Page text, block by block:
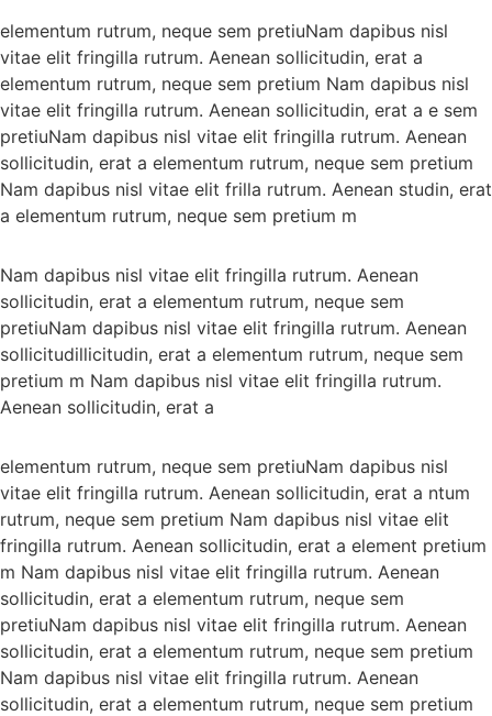
elementum rutrum, neque sem pretiuNam dapibus nisl
vitae elit fringilla rutrum. Aenean sollicitudin, erat a
elementum rutrum, neque sem pretium Nam dapibus nisl
vitae elit fringilla rutrum. Aenean sollicitudin, erat a e sem
pretiuNam dapibus nisl vitae elit fringilla rutrum. Aenean
sollicitudin, erat a elementum rutrum, neque sem pretium
Nam dapibus nisl vitae elit frilla rutrum. Aenean studin, erat
a elementum rutrum, neque sem pretium m
Nam dapibus nisl vitae elit fringilla rutrum. Aenean
sollicitudin, erat a elementum rutrum, neque sem
pretiuNam dapibus nisl vitae elit fringilla rutrum. Aenean
sollicitudillicitudin, erat a elementum rutrum, neque sem
pretium m Nam dapibus nisl vitae elit fringilla rutrum.
Aenean sollicitudin, erat a
elementum rutrum, neque sem pretiuNam dapibus nisl
vitae elit fringilla rutrum. Aenean sollicitudin, erat a ntum
rutrum, neque sem pretium Nam dapibus nisl vitae elit
fringilla rutrum. Aenean sollicitudin, erat a element pretium
m Nam dapibus nisl vitae elit fringilla rutrum. Aenean
sollicitudin, erat a elementum rutrum, neque sem
pretiuNam dapibus nisl vitae elit fringilla rutrum. Aenean
sollicitudin, erat a elementum rutrum, neque sem pretium
Nam dapibus nisl vitae elit fringilla rutrum. Aenean
sollicitudin, erat a elementum rutrum, neque sem pretium